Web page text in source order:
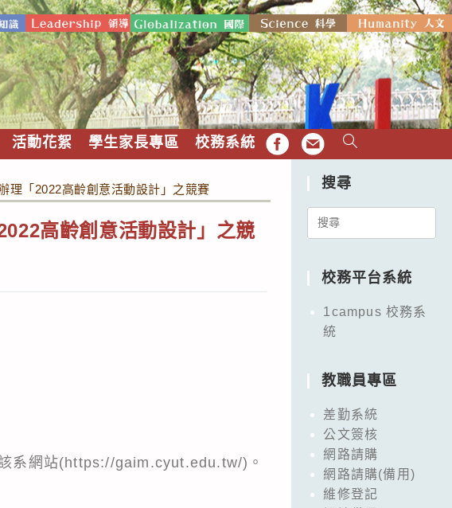
活動花絮 學生家長專區 校務系統 FB EMAIL
理「2022高齡創意活動設計」之競賽
高齡創意活動設計」之競
系網站(https://gaim.cyut.edu.tw/)。
搜尋
Search
校務平台系統
1campus 校務系
統
教職員專區
差勤系統
公文簽核
網路請購
網路請購(備用)
維修登記